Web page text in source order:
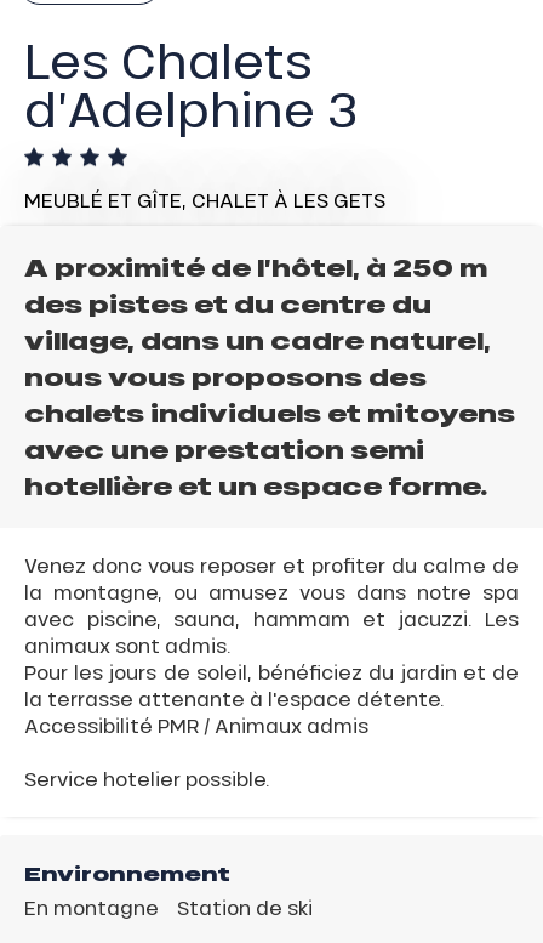
Les Chalets
d’Adelphine 3
MEUBLÉ ET GÎTE, CHALET À LES GETS
A proximité de l’hôtel, à 250 m
des pistes et du centre du
village, dans un cadre naturel,
nous vous proposons des
chalets individuels et mitoyens
avec une prestation semi
hotellière et un espace forme.
Venez donc vous reposer et profiter du calme de
la montagne, ou amusez vous dans notre spa
avec piscine, sauna, hammam et jacuzzi. Les
animaux sont admis.
Pour les jours de soleil, bénéficiez du jardin et de
la terrasse attenante à l'espace détente.
Accessibilité PMR / Animaux admis
Service hotelier possible.
Environnement
En montagne Station de ski